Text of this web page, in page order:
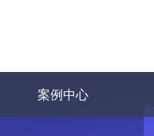
案例中心